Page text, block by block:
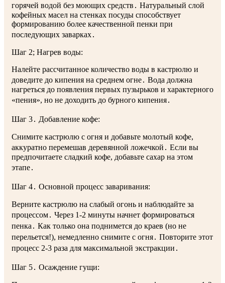
горячей водой без моющих средств․ Натуральный слой
кофейных масел на стенках посуды способствует
формированию более качественной пенки при
последующих заварках․
Шаг 2; Нагрев воды:
Налейте рассчитанное количество воды в кастрюлю и
доведите до кипения на среднем огне․ Вода должна
нагреться до появления первых пузырьков и характерного
«пения», но не доходить до бурного кипения․
Шаг 3․ Добавление кофе:
Снимите кастрюлю с огня и добавьте молотый кофе,
аккуратно перемешав деревянной ложечкой․ Если вы
предпочитаете сладкий кофе, добавьте сахар на этом
этапе․
Шаг 4․ Основной процесс заваривания:
Верните кастрюлю на слабый огонь и наблюдайте за
процессом․ Через 1-2 минуты начнет формироваться
пенка․ Как только она поднимется до краев (но не
перельется!), немедленно снимите с огня․ Повторите этот
процесс 2-3 раза для максимальной экстракции․
Шаг 5․ Осаждение гущи: